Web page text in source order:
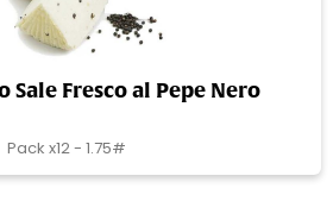
Sale Fresco al Pepe Nero
Pack x12 - 1.75#